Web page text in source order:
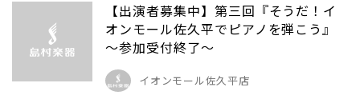
【出演者募集中】第三回『そうだ！イ
オンモール佐久平でピアノを弾こう』
～参加受付終了～
イオンモール佐久平店